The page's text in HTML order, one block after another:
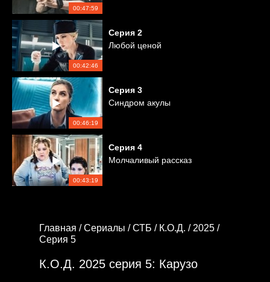
00:47:59
00:42:46
Серия 2
Любой ценой
00:46:19
Серия 3
Синдром акулы
00:43:19
Серия 4
Молчаливый рассказ
Главная /Сериалы /СТБ / К.О.Д. / 2025 /
Серия 5
К.О.Д. 2025 серия 5: Карузо